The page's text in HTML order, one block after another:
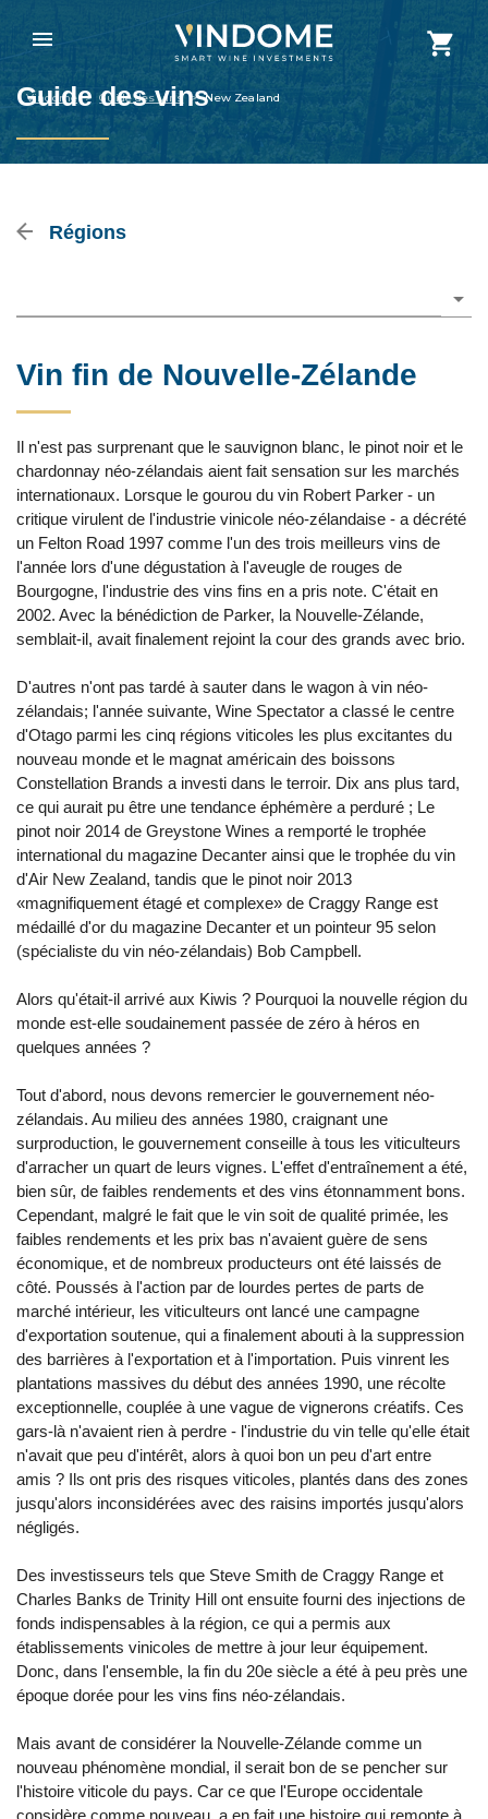
Vindome > Guide des vins > New Zealand
Guide des vins
Régions
Vin fin de Nouvelle-Zélande
Il n'est pas surprenant que le sauvignon blanc, le pinot noir et le
chardonnay néo-zélandais aient fait sensation sur les marchés
internationaux. Lorsque le gourou du vin Robert Parker - un
critique virulent de l'industrie vinicole néo-zélandaise - a décrété
un Felton Road 1997 comme l'un des trois meilleurs vins de
l'année lors d'une dégustation à l'aveugle de rouges de
Bourgogne, l'industrie des vins fins en a pris note. C'était en
2002. Avec la bénédiction de Parker, la Nouvelle-Zélande,
semblait-il, avait finalement rejoint la cour des grands avec brio.
D'autres n'ont pas tardé à sauter dans le wagon à vin néo-
zélandais; l'année suivante, Wine Spectator a classé le centre
d'Otago parmi les cinq régions viticoles les plus excitantes du
nouveau monde et le magnat américain des boissons
Constellation Brands a investi dans le terroir. Dix ans plus tard,
ce qui aurait pu être une tendance éphémère a perduré ; Le
pinot noir 2014 de Greystone Wines a remporté le trophée
international du magazine Decanter ainsi que le trophée du vin
d'Air New Zealand, tandis que le pinot noir 2013
«magnifiquement étagé et complexe» de Craggy Range est
médaillé d'or du magazine Decanter et un pointeur 95 selon
(spécialiste du vin néo-zélandais) Bob Campbell.
Alors qu'était-il arrivé aux Kiwis ? Pourquoi la nouvelle région du
monde est-elle soudainement passée de zéro à héros en
quelques années ?
Tout d'abord, nous devons remercier le gouvernement néo-
zélandais. Au milieu des années 1980, craignant une
surproduction, le gouvernement conseille à tous les viticulteurs
d'arracher un quart de leurs vignes. L'effet d'entraînement a été,
bien sûr, de faibles rendements et des vins étonnamment bons.
Cependant, malgré le fait que le vin soit de qualité primée, les
faibles rendements et les prix bas n'avaient guère de sens
économique, et de nombreux producteurs ont été laissés de
côté. Poussés à l'action par de lourdes pertes de parts de
marché intérieur, les viticulteurs ont lancé une campagne
d'exportation soutenue, qui a finalement abouti à la suppression
des barrières à l'exportation et à l'importation. Puis vinrent les
plantations massives du début des années 1990, une récolte
exceptionnelle, couplée à une vague de vignerons créatifs. Ces
gars-là n'avaient rien à perdre - l'industrie du vin telle qu'elle était
n'avait que peu d'intérêt, alors à quoi bon un peu d'art entre
amis ? Ils ont pris des risques viticoles, plantés dans des zones
jusqu'alors inconsidérées avec des raisins importés jusqu'alors
négligés.
Des investisseurs tels que Steve Smith de Craggy Range et
Charles Banks de Trinity Hill ont ensuite fourni des injections de
fonds indispensables à la région, ce qui a permis aux
établissements vinicoles de mettre à jour leur équipement.
Donc, dans l'ensemble, la fin du 20e siècle a été à peu près une
époque dorée pour les vins fins néo-zélandais.
Mais avant de considérer la Nouvelle-Zélande comme un
nouveau phénomène mondial, il serait bon de se pencher sur
l'histoire viticole du pays. Car ce que l'Europe occidentale
considère comme nouveau, a en fait une histoire qui remonte à